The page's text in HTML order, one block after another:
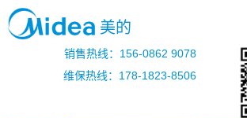
美的
销售热线：156-0862 9078
维保热线：178-1823-8506